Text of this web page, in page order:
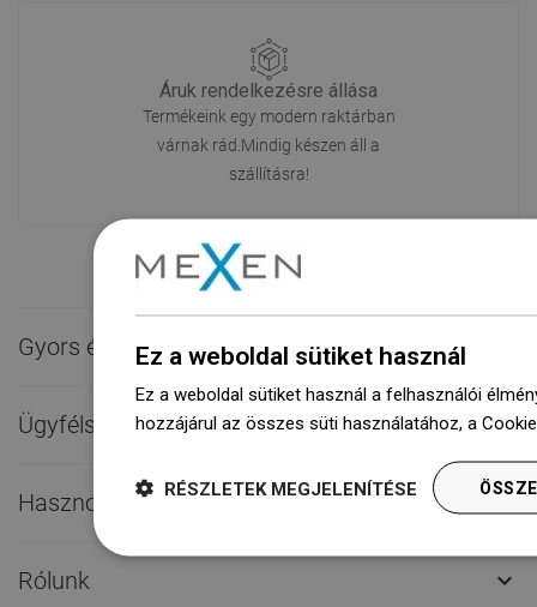
Áruk rendelkezésre állása
Termékeink egy modern raktárban
várnak rád.Mindig készen áll a
szállításra!
Gyors érintkezés
Ügyfélszolgálat 
Hasznos linkek 
Rólunk 
Ez a weboldal sütiket használ
Ez a weboldal sütiket használ a felhasználói
hozzájárul az összes süti használatához, a
RÉSZLETEK MEGJELENÍTÉSE